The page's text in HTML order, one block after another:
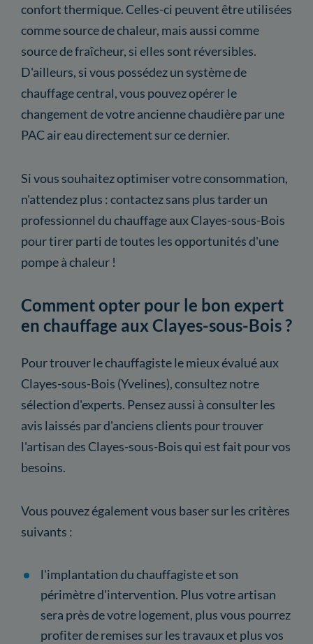
confort thermique. Celles-ci peuvent être utilisées
comme source de chaleur, mais aussi comme
source de fraîcheur, si elles sont réversibles.
D'ailleurs, si vous possédez un système de
chauffage central, vous pouvez opérer le
changement de votre ancienne chaudière par une
PAC air eau directement sur ce dernier.
Si vous souhaitez optimiser votre consommation,
n'attendez plus : contactez sans plus tarder un
professionnel du chauffage aux Clayes-sous-Bois
pour tirer parti de toutes les opportunités d'une
pompe à chaleur !
Comment opter pour le bon expert
en chauffage aux Clayes-sous-Bois ?
Pour trouver le chauffagiste le mieux évalué aux
Clayes-sous-Bois (Yvelines), consultez notre
sélection d'experts. Pensez aussi à consulter les
avis laissés par d'anciens clients pour trouver
l'artisan des Clayes-sous-Bois qui est fait pour vos
besoins.
Vous pouvez également vous baser sur les critères
suivants :
l'implantation du chauffagiste et son
périmètre d'intervention. Plus votre artisan
sera près de votre logement, plus vous pourrez
profiter de remises sur les travaux et plus vos